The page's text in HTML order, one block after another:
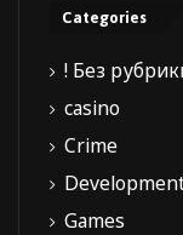
Categories
! Без
casino
Crime
Games